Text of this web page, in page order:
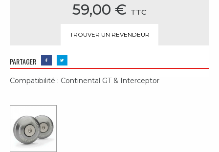
Compatibilité : Continental GT & Interceptor
59,00 € TTC
PARTAGER
TROUVER UN REVENDEUR